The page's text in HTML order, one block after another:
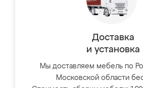
Доставка
и установка
Мы доставляем мебель по
Московской области